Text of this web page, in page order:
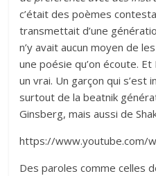
c’était des poèmes
transmettait d’une
n’y avait aucun moyen de
une poésie qu’on écoute.
un vrai. Un garçon qui s’est
surtout de la beatnik
Ginsberg, mais aussi de
https://www.youtube.com/
Des paroles comme celles